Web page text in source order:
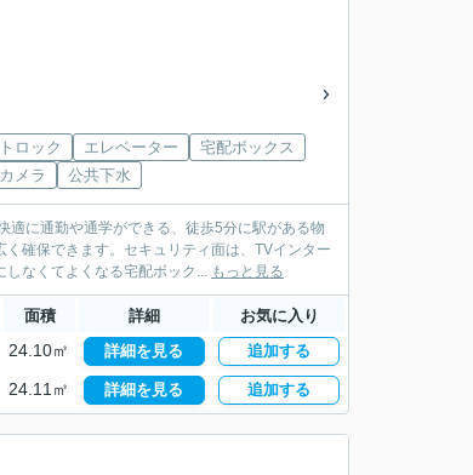
ロック エレベーター
宅配ボックス
メラ
公共下水
適に通勤や通学ができる、徒歩5分に駅がある物
確保できます。セキュリティ面は、TVインター
なくてよくなる宅配ボック... もっと見る
面積 詳細 お気に入り
24.10㎡ 詳細を見る 追加する
24.11㎡ 詳細を見る 追加する